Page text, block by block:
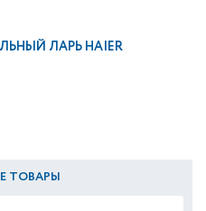
ЛАРЬ HAIER
ТОВАРЫ